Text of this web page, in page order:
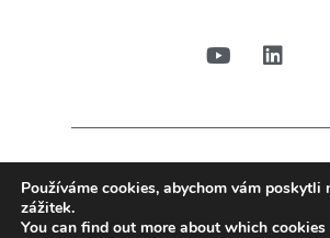
Používáme cookies, abychom vám poskytli
zážitek.
You can find out more about which